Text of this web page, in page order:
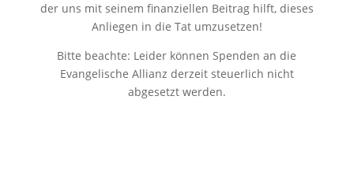
der uns mit seinem finanziellen Beitrag hilft, dieses
Anliegen in die Tat umzusetzen!
Bitte beachte: Leider können Spenden an die
Evangelische Allianz derzeit steuerlich nicht
abgesetzt werden.